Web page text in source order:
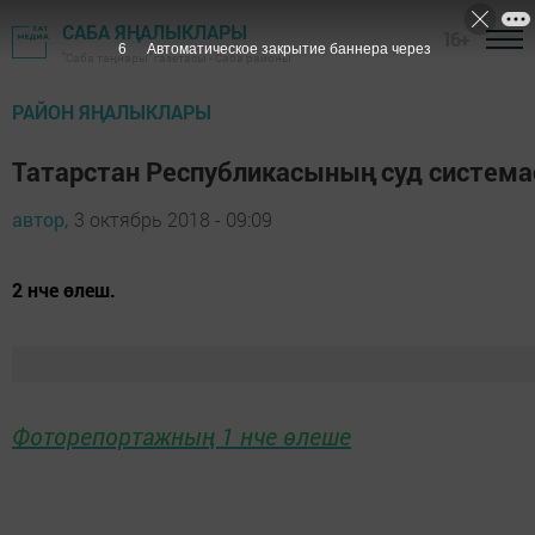
САБА ЯҢАЛЫКЛАРЫ
"Саба таңнары" газетасы - Саба районы
РАЙОН ЯҢАЛЫКЛАРЫ
Татарстан Республикасының суд
автор, 3 октябрь 2018 - 09:09
2 нче өлеш.
Фоторепортажның 1 нче өлеше
5 Автоматическое закрытие баннера через